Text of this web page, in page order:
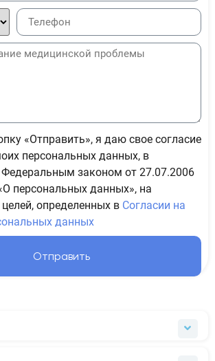
«Отправить», я даю свое согласие
персональных данных, в
Федеральным законом от 27.07.2006
персональных данных», на
определенных в Согласии на
данных
Отправить